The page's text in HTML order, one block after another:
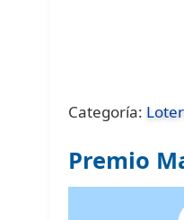
Categoría:
Premio